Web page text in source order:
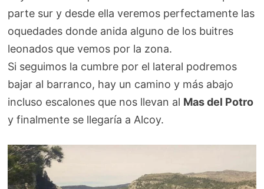
parte sur y desde ella veremos perfectamente las
oquedades donde anida alguno de los buitres
leonados que vemos por la zona.
Si seguimos la cumbre por el lateral podremos
bajar al barranco, hay un camino y más abajo
incluso escalones que nos llevan al Mas del Potro
y finalmente se llegaría a Alcoy.